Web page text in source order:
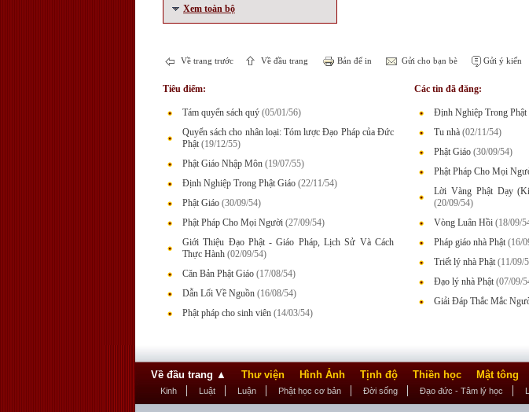
Xem toàn bộ
Về trang trước Về đầu trang Bản để in Gửi cho bạn bè Gửi ý kiến
Tiêu điểm:
Tám quyển sách quý (05/01/56)
Quyển sách cho nhân loại: Tóm lược Đạo Pháp của Đức
Phật (19/12/55)
Phật Giáo Nhập Môn (19/07/55)
Định Nghiệp Trong Phật Giáo (22/11/54)
Phật Giáo (30/09/54)
Phật Pháp Cho Mọi Người (27/09/54)
Giới Thiệu Đạo Phật - Giáo Pháp, Lịch Sử Và Cách
Thực Hành (02/09/54)
Căn Bản Phật Giáo (17/08/54)
Dẫn Lối Về Nguồn (16/08/54)
Phật pháp cho sinh viên (14/03/54)
Các tin đã đăng:
Định Nghiệp Trong Phật
Tu nhà (02/11/54)
Phật Giáo (30/09/54)
Phật Pháp Cho Mọi
Lời Vàng Phật Dạy
(20/09/54)
Vòng Luân Hồi (18/09/
Pháp giáo nhà Phật (16/
Triết lý nhà Phật (11/09/
Đạo lý nhà Phật (07/09/
Giải Đáp Thắc Mắc
Về đầu trang ▲ Thư viện Hình Ảnh Tịnh độ Thiền học Mật tông
Kinh Luật Luận Phật học cơ bản Đời sống Đạo đức - Tâm lý học